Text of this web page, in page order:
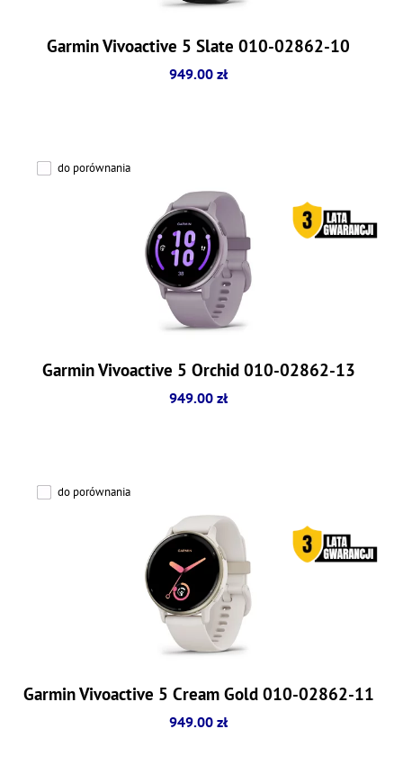
Garmin Vivoactive 5 Slate 010-02862-10
949.00 zł
do porównania
Garmin Vivoactive 5 Orchid 010-02862-13
949.00 zł
do porównania
Garmin Vivoactive 5 Cream Gold 010-02862-11
949.00 zł